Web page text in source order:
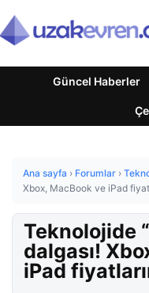
Güncel Haberler
Ana sayfa › Forumlar ›
Xbox, MacBook ve iPad
Teknolojide
dalgası!
iPad